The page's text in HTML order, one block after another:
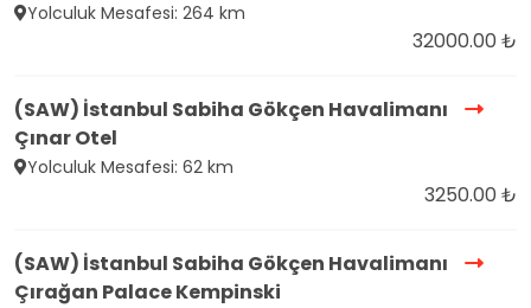
Yolculuk Mesafesi: 264 km
32000.00 ₺
(SAW) İstanbul Sabiha Gökçen Havalimanı
Çınar Otel
Yolculuk Mesafesi: 62 km
3250.00 ₺
(SAW) İstanbul Sabiha Gökçen Havalimanı
Çırağan Palace Kempinski